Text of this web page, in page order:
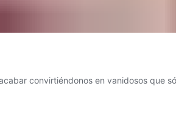
convirtiéndonos en vanidosos que